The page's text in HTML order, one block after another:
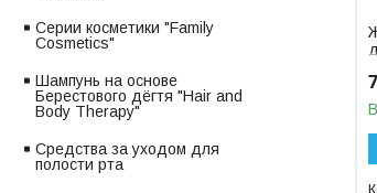
Серии косметики "Family
Cosmetics"
Шампунь на основе
Берестового дёгтя "Hair and
Body Therapy"
Средства за уходом для
полости рта